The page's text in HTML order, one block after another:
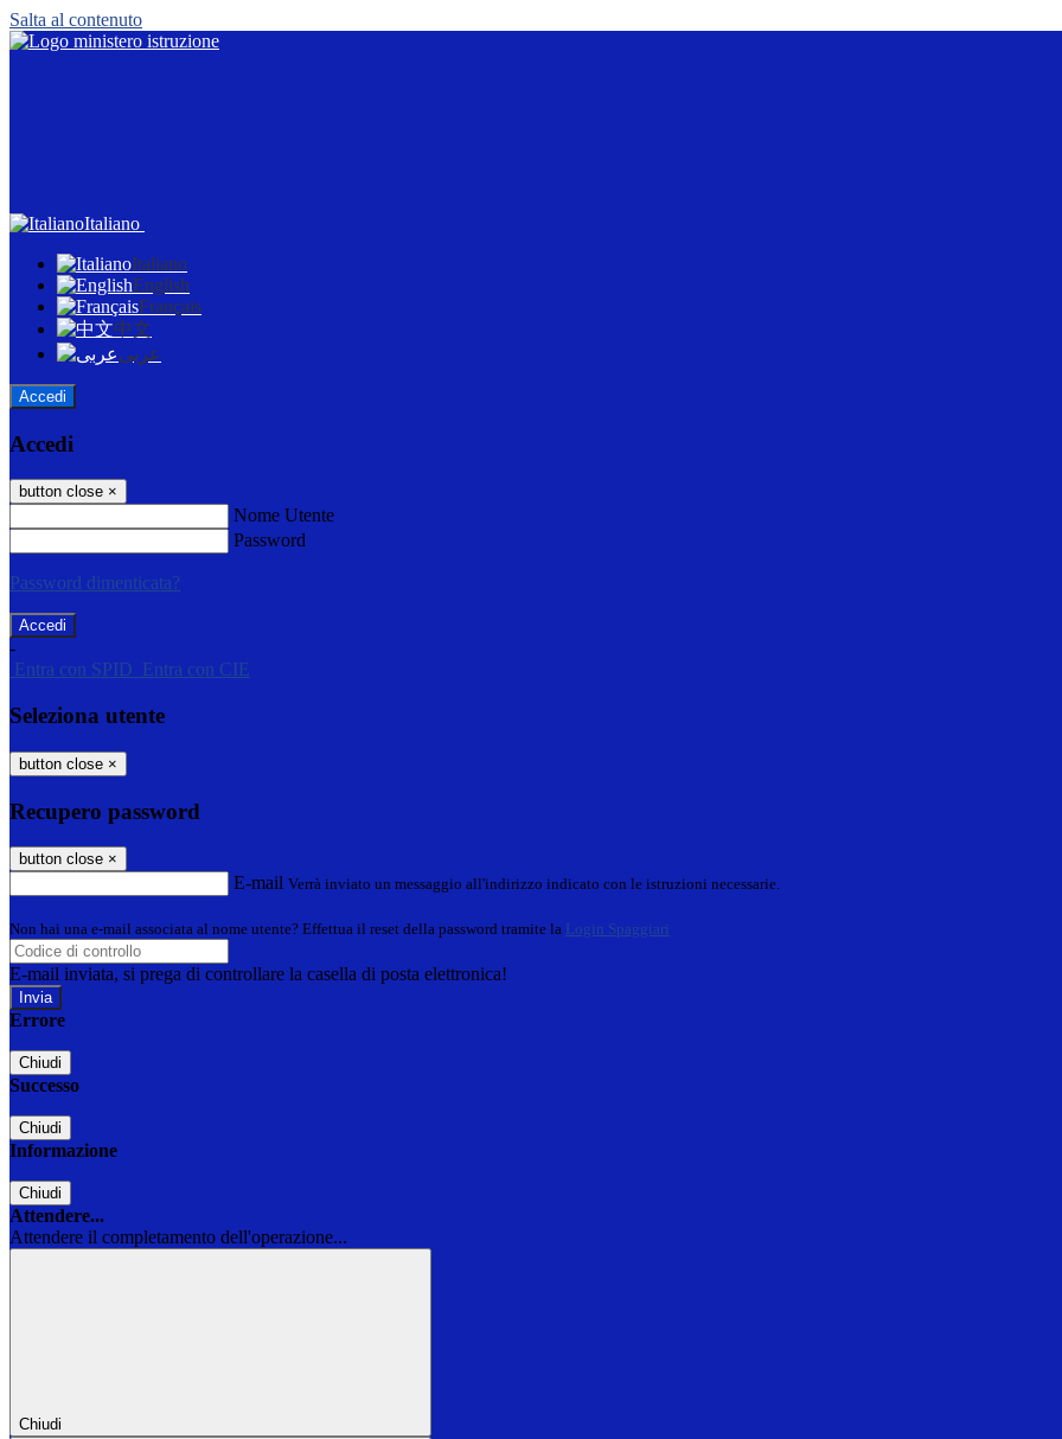
Salta al contenuto
Italiano
Italiano
English
Français
中文
عربى
Accedi
Accedi
button close ×
Nome Utente
Password
Password dimenticata?
-
Entra con SPID
Entra con CIE
Seleziona utente
button close ×
Recupero password
button close ×
E-mail Verrà inviato un messaggio all'indirizzo indicato con le istruzioni necessarie.
Non hai una e-mail associata al nome utente? Effettua il reset della password tramite la Login Spaggiari
E-mail inviata, si prega di controllare la casella di posta elettronica!
Errore
Chiudi
Successo
Chiudi
Informazione
Chiudi
Attendere...
Attendere il completamento dell'operazione...
Chiudi